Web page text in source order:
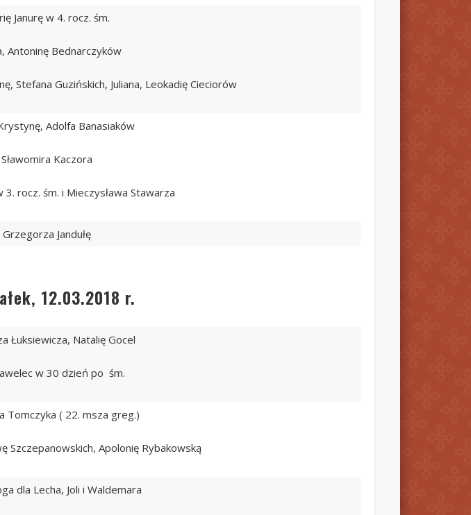
Janurę w 4. rocz. śm.
Antoninę Bednarczyków
Stefana Guzińskich, Juliana, Leokadię Cieciorów
Adolfa Banasiaków
Kaczora
rocz. śm. i Mieczysława Stawarza
Jandułę
12.03.2018 r.
Łuksiewicza, Natalię Gocel
w 30 dzień po śm.
Tomczyka ( 22. msza greg.)
Szczepanowskich, Apolonię Rybakowską
dla Lecha, Joli i Waldemara